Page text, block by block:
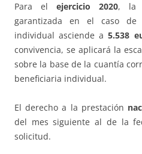
Para el ejercicio 2020, la
garantizada en el caso de
individual asciende a5.538
convivencia, se aplicará la
sobre la base de la cuantía
beneficiaria individual.
El derecho a la prestación
del mes siguiente al de la
solicitud.